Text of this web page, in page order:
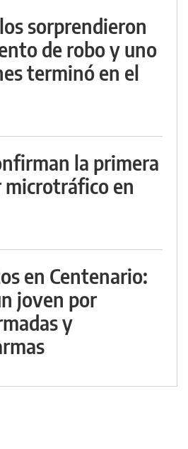
sorprendieron
de robo y uno
terminó en el
la primera
microtráfico en
en Centenario:
joven por
y